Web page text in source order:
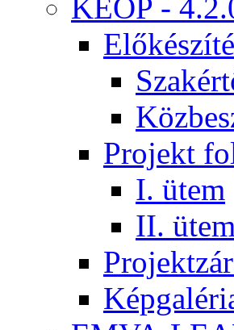
KEOP -
Projekt
I. ütem
II. ütem